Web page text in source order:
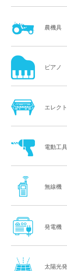
農機具
ピアノ
エレク
電動工具
無線機
発電機
太陽光